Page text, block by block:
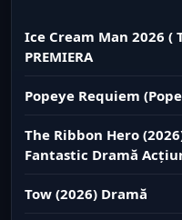
Ice Cream Man 2026 (
PREMIERA
Popeye Requiem
The Ribbon Hero
Fantastic Dramă
Tow (2026) Dramă